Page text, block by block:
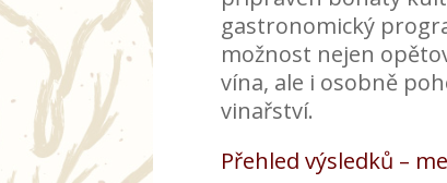
gastronomický
možnost nejen
vína, ale i osobně
vinařství.
Přehled výsledků –